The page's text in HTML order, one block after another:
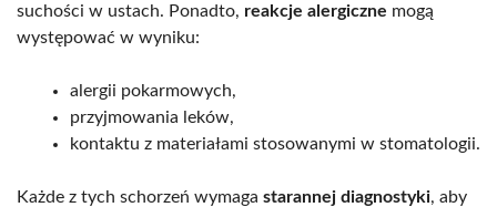
suchości w ustach. Ponadto, reakcje alergiczne mogą
występować w wyniku:
alergii pokarmowych,
przyjmowania leków,
kontaktu z materiałami stosowanymi w stomatologii.
Każde z tych schorzeń wymaga starannej diagnostyki, aby